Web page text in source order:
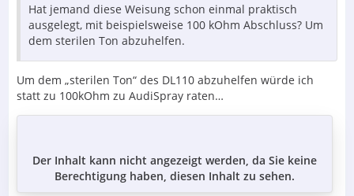
Hat jemand diese Weisung schon einmal praktisch
ausgelegt, mit beispielsweise 100 kOhm Abschluss? Um
dem sterilen Ton abzuhelfen.
Um dem „sterilen Ton“ des DL110 abzuhelfen würde ich
statt zu 100kOhm zu AudiSpray raten…
Der Inhalt kann nicht angezeigt werden, da Sie keine
Berechtigung haben, diesen Inhalt zu sehen.